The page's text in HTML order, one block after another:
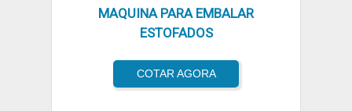
MAQUINA PARA EMBALAR
ESTOFADOS
COTAR AGORA